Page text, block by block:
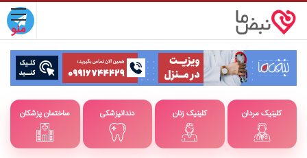
ساختمان پزشکان دندانپزشکی کلینیک زنان کلینیک مردان